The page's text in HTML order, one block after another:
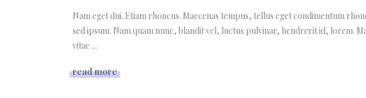
Nam eget dui. Etiam rhoncus. Maecenas tempus, tellus eget condimentum
sed ipsum. Nam quam nunc, blandit vel, luctus pulvinar, hendrerit id, lorem.
vitae
read more